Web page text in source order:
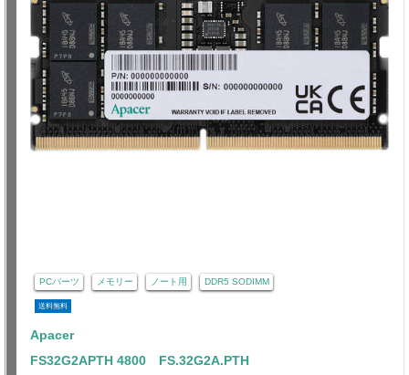
PCパーツ メモリー ノート用 DDR5 SODIMM
送料無料
Apacer
FS32G2APTH 4800 FS.32G2A.PTH